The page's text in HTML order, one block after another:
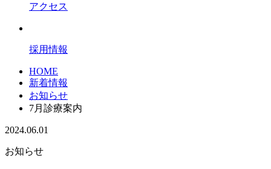
アクセス
採用情報
HOME
新着情報
お知らせ
7月診療案内
2024.06.01
お知らせ